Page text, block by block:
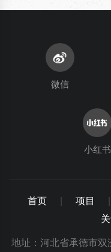
微信
小红书
首页 项目
地址：河北省承德市